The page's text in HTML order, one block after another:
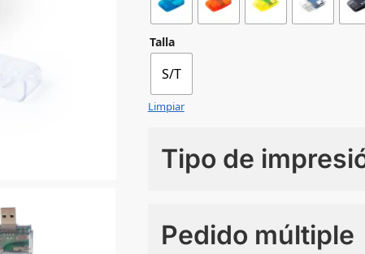
Talla
S/T
Limpiar
Tipo de
Pedido múltiple